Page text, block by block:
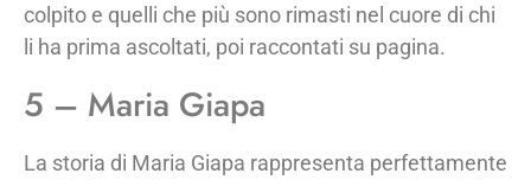
colpito e quelli che più sono rimasti nel cuore di chi
li ha prima ascoltati, poi raccontati su pagina.
5 – Maria Giapa
La storia di Maria Giapa rappresenta perfettamente